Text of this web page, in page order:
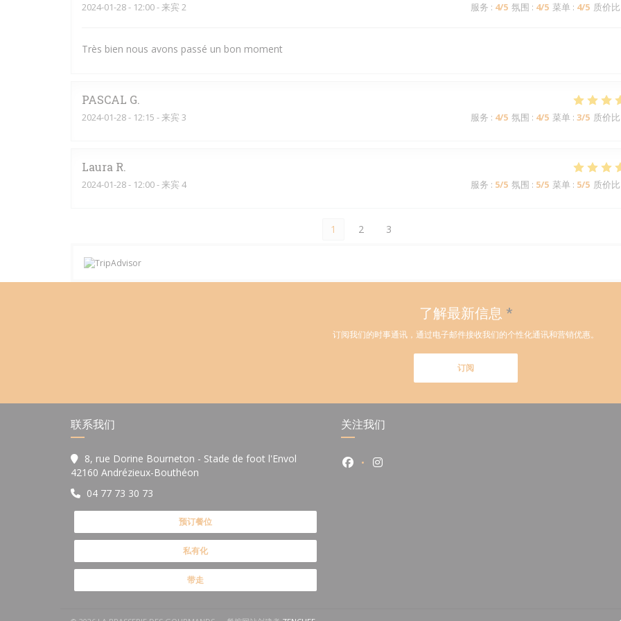
2024-01-28- 12:00 - 来宾 2 服务 : 4/5 氛围 : 4/5 菜单 : 4/5 质价比
Très bien nous avons passé un bon moment
PASCAL G
2024-01-28- 12:15 - 来宾 3 服务 : 4/5 氛围 : 4/5 菜单 : 3/5 质价比
Laura R
2024-01-28- 12:00 - 来宾 4 服务 : 5/5 氛围 : 5/5 菜单 : 5/5 质价比
1 2 3
了解最新信息 *
订阅我们的时事通讯，通过电子邮件接收我们的个性化通讯和营销优惠。
订阅
联系我们
8, rue Dorine Bourneton - Stade de foot l'Envol
42160 Andrézieux-Bouthéon
04 77 73 30 73
预订餐位
私有化
带走
关注我们
Facebook ((在新窗口中打开))
Instagram ((在新窗口中打开))